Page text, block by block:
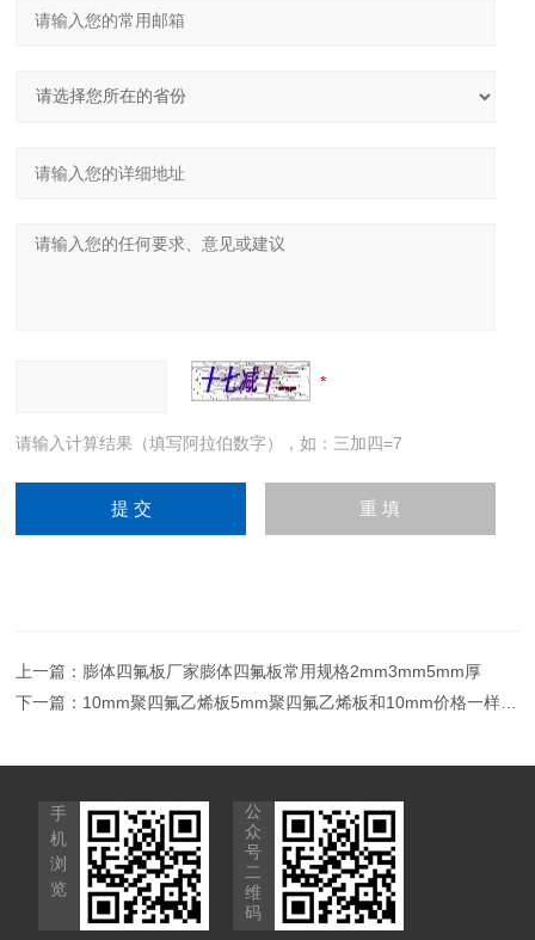
请输入计算结果（填写阿拉伯数字），如：三加四=7
上一篇： 膨体四氟板厂家膨体四氟板常用规格2mm3mm5mm厚
下一篇： 10mm聚四氟乙烯板5mm聚四氟乙烯板和10mm价格一样吗？
手
机
浏
览
公
众
号
二
维
码